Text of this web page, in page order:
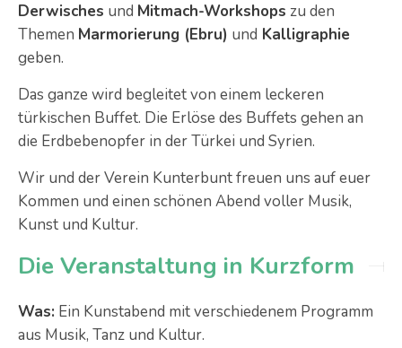
Derwisches und Mitmach-Workshops zu den
Themen Marmorierung (Ebru) und Kalligraphie
geben.
Das ganze wird begleitet von einem leckeren
türkischen Buffet. Die Erlöse des Buffets gehen an
die Erdbebenopfer in der Türkei und Syrien.
Wir und der Verein Kunterbunt freuen uns auf euer
Kommen und einen schönen Abend voller Musik,
Kunst und Kultur.
Die Veranstaltung in Kurzform
Was: Ein Kunstabend mit verschiedenem Programm
aus Musik, Tanz und Kultur.